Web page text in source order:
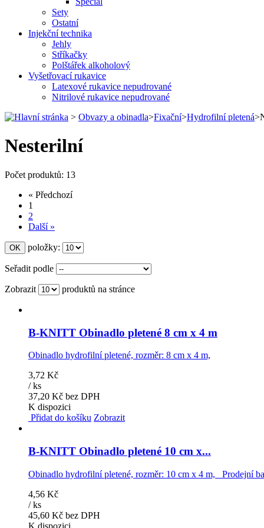
Sety
Ostatní
Injekční technika
Jehly
Stříkačky
Polštářek alkoholový
Vyšetřovací rukavice
Latexové rukavice nepudrované
Nitrilové rukavice nepudrované
> Obvazy a obinadla>Fixační>Hydrofilní pletená>
Nesterilní
Počet produktů: 13
« Předchozí
1
2
Další »
položky:
Seřadit podle
Zobrazit produktů na stránce
B-KNITT Obinadlo pletené 8 cm x 4 m
Obinadlo hydrofilní pletené, rozměr: 8 cm x 4 m,
3,72 Kč
/ ks
37,20 Kč bez DPH
K dispozici
Přidat do košíku Zobrazit
B-KNITT Obinadlo pletené 10 cm x...
Obinadlo hydrofilní pletené, rozměr: 10 cm x 4 m, Prodejní
4,56 Kč
/ ks
45,60 Kč bez DPH
K dispozici